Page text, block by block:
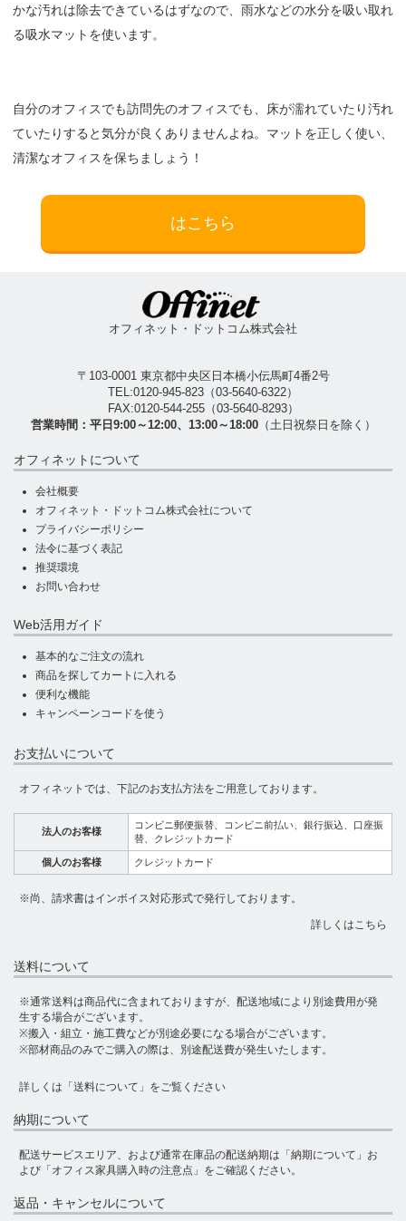
かな汚れは除去できているはずなので、雨水などの水分を吸い取れ
る吸水マットを使います。
自分のオフィスでも訪問先のオフィスでも、床が濡れていたり汚れ
ていたりすると気分が良くありませんよね。マットを正しく使い、
清潔なオフィスを保ちましょう！
はこちら
オフィネット・ドットコム株式会社
〒103-0001 東京都中央区日本橋小伝馬町4番2号
TEL:0120-945-823 （03-5640-6322）
FAX:0120-544-255（03-5640-8293）
営業時間：平日9:00～12:00、13:00～18:00（土日祝祭日を除く）
オフィネットについて
会社概要
オフィネット・ドットコム株式会社について
プライバシーポリシー
法令に基づく表記
推奨環境
お問い合わせ
Web活用ガイド
基本的なご注文の流れ
商品を探してカートに入れる
便利な機能
キャンペーンコードを使う
お支払いについて
オフィネットでは、下記のお支払方法をご用意しております。
法人のお客様
コンビニ郵便振替、コンビニ前払い、銀行振込、口座振
替、クレジットカード
個人のお客様 クレジットカード
※尚、請求書はインボイス対応形式で発行しております。
詳しくはこちら
送料について
※通常送料は商品代に含まれておりますが、配送地域により別途費用が発
生する場合がございます。
※搬入・組立・施工費などが別途必要になる場合がございます。
※部材商品のみでご購入の際は、別途配送費が発生いたします。
詳しくは 「送料について」 をご覧ください
納期について
配送サービスエリア、および通常在庫品の配送納期は 「納期について」 お
よび 「オフィス家具購入時の注意点」 をご確認ください。
返品・キャンセルについて